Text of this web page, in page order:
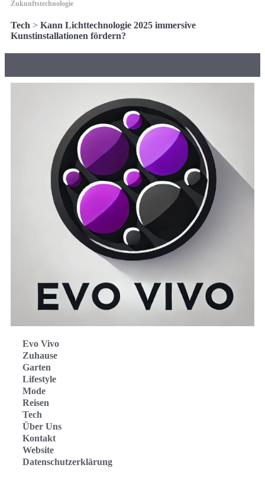
Zukunftstechnologie
Tech > Kann Lichttechnologie 2025 immersive
Kunstinstallationen fördern?
Evo Vivo
Zuhause
Garten
Lifestyle
Mode
Reisen
Tech
Über Uns
Kontakt
Website
Datenschutzerklärung